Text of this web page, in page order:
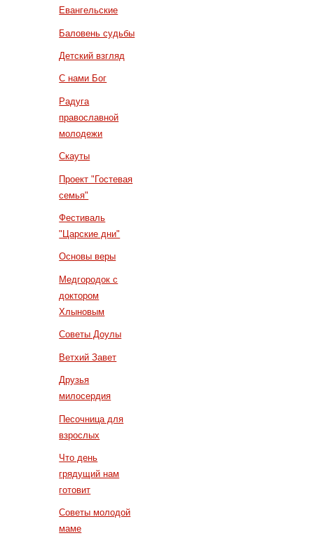
Евангельские
Баловень судьбы
Детский взгляд
С нами Бог
Радуга
православной
молодежи
Скауты
Проект "Гостевая
семья"
Фестиваль
"Царские дни"
Основы веры
Медгородок с
доктором
Хлыновым
Советы Доулы
Ветхий Завет
Друзья
милосердия
Песочница для
взрослых
Что день
грядущий нам
готовит
Советы молодой
маме